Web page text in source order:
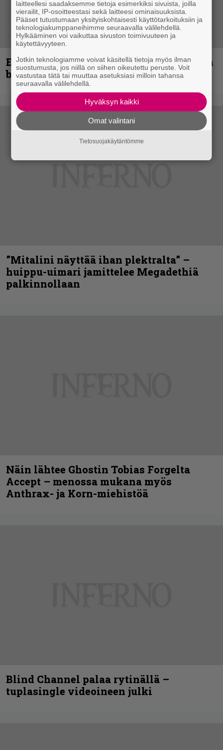
Espoon syyskuu käynnistyy kotimaisen
black metalin merkeissä
”Mitalini näyttää ihan plektralta” –
huippu-uimari jamittelee Megadethiä
palkinnollaan
Näin lähtee Ghostin Tobias Forgelta
Accept – menossa mukana myös
Anthrax- ja Korn-miehistöä
Blind Channel palaa rytinällä –
tuplasingle videoineen julki
laitteellesi saadaksemme tietoja esimerkiksi sivuista, joilla
vierailit, IP-osoitteestasi sekä laitteesi ominaisuuksista.
Pääset tutustumaan yksityiskohtaisesti käyttötarkoituksiin ja
teknologiakumppaneihimme seuraavalla välilehdellä.
Hylkääminen voi vaikuttaa sivuston toimivuuteen ja
käytettävyyteen.
Jotkin teknologiamme voivat käsitellä tietoja myös ilman
suostumusta, jos niillä on siihen oikeutettu peruste. Voit
vastustaa tätä tai muuttaa asetuksiasi milloin tahansa
seuraavalla välilehdellä.
Hyväksyn kaikki
Omat valintani
Tietosuojakäytäntömme